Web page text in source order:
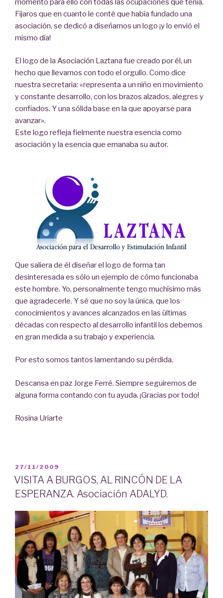
momento para ello con todas las ocupaciones que tenía.
Fijaros que en cuanto le conté que había fundado una
asociación, se dedicó a diseñarnos un logo ¡y lo envió el
mismo día!
El logo de la Asociación Laztana fue creado por él, un
hecho que llevamos con todo el orgullo. Como dice
nuestra secretaria: «representa a un niño en movimiento
y constante desarrollo, con los brazos alzados, alegres y
confiados. Y una sólida base en la que apoyarse para
avanzar».
Este logo refleja fielmente nuestra esencia como
asociación y la esencia que emanaba su autor.
Que saliera de él diseñar el logo de forma tan
desinteresada es sólo un ejemplo de cómo funcionaba
este hombre. Yo, personalmente tengo muchísimo más
que agradecerle. Y sé que no soy la única, que los
conocimientos y avances alcanzados en las últimas
décadas con respecto al desarrollo infantil los debemos
en gran medida a su trabajo y experiencia.
Por esto somos tantos lamentando su pérdida.
Descansa en paz Jorge Ferré. Siempre seguiremos de
alguna forma contando con tu ayuda. ¡Gracias por todo!
Rosina Uriarte
PUBLICADO
EL
27/11/2009
VISITA A BURGOS, AL RINCÓN DE LA
ESPERANZA. Asociación ADALYD.